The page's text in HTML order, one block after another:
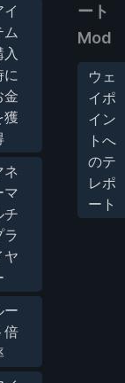
イ
ム
入
に
金
獲
ネ
マ
チ
ラ
ヤ
ー
倍
ート
Mod
ウェ
イポ
イン
トへ
のテ
レポ
ート